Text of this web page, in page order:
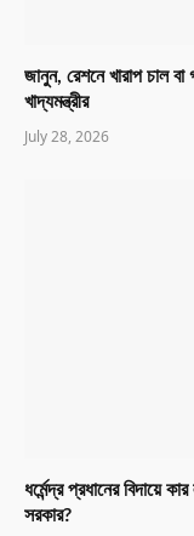
জানুন, রেশনে খারাপ চাল
খাদ্যমন্ত্রীর
July 28, 2026
ধর্মেন্দ্র প্রধানের বিদায়ে
সরকার?